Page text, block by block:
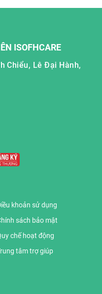
ISOFHCARE
Chiểu, Lê Đại Hành,
khoản sử dụng
sách bảo mật
chế hoạt động
tâm trợ giúp